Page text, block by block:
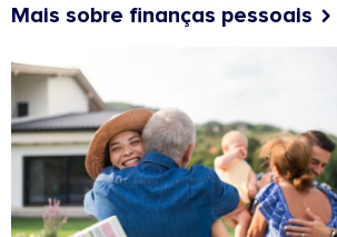
Mais sobre finanças pessoais